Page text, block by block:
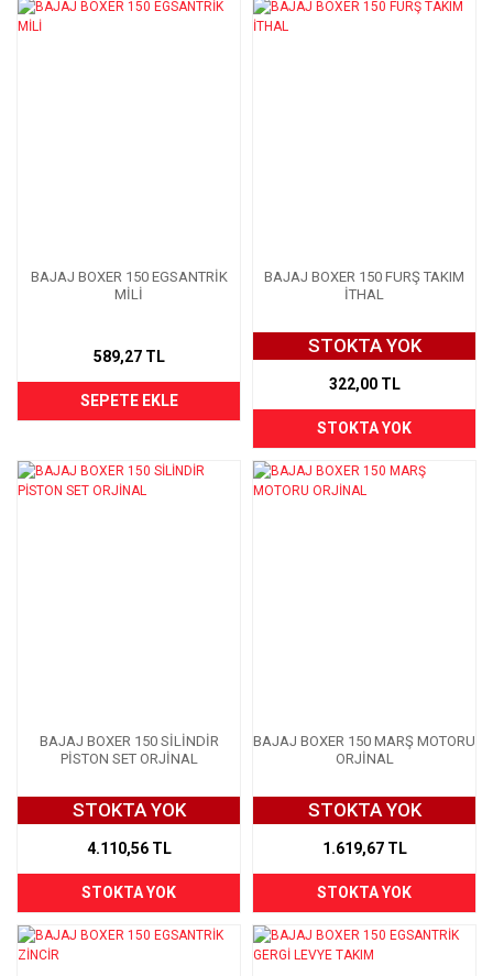
BAJAJ BOXER 150 EGSANTRİK
MİLİ
589,27 TL
SEPETE EKLE
BAJAJ BOXER 150 FURŞ TAKIM
İTHAL
STOKTA YOK
322,00 TL
STOKTA YOK
BAJAJ BOXER 150 SİLİNDİR
PİSTON SET ORJİNAL
STOKTA YOK
4.110,56 TL
STOKTA YOK
BAJAJ BOXER 150 MARŞ MOTORU
ORJİNAL
STOKTA YOK
1.619,67 TL
STOKTA YOK